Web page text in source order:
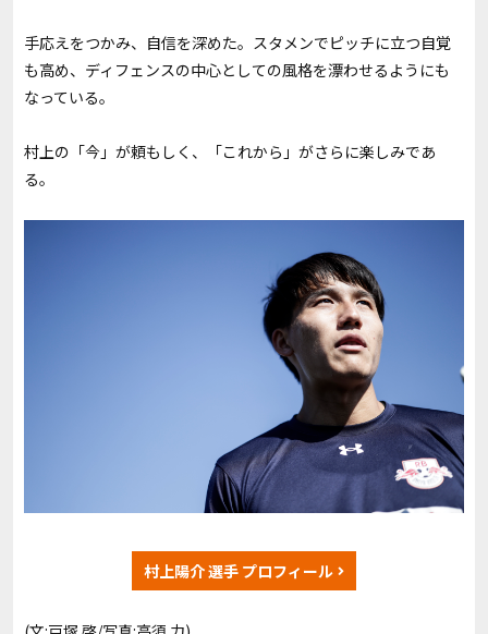
手応えをつかみ、自信を深めた。スタメンでピッチに立つ自覚
も高め、ディフェンスの中心としての風格を漂わせるようにも
なっている。
村上の「今」が頼もしく、「これから」がさらに楽しみであ
る。
村上陽介 選手 プロフィール